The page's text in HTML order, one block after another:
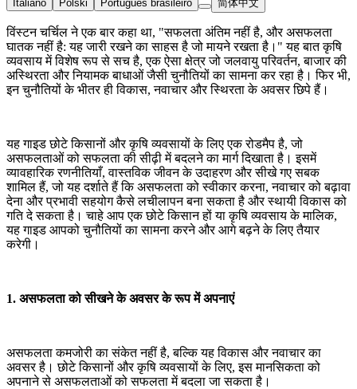
Italiano
Polski Português brasileiro 简体中文
विंस्टन चर्चिल ने एक बार कहा था, "सफलता अंतिम नहीं है, और असफलता
घातक नहीं है: यह जारी रखने का साहस है जो मायने रखता है।" यह बात कृषि
व्यवसाय में विशेष रूप से सच है, एक ऐसा क्षेत्र जो जलवायु परिवर्तन, बाजार की
अस्थिरता और नियामक बाधाओं जैसी चुनौतियों का सामना कर रहा है। फिर भी,
इन चुनौतियों के भीतर ही विकास, नवाचार और स्थिरता के अवसर छिपे हैं।
यह गाइड छोटे किसानों और कृषि व्यवसायों के लिए एक रोडमैप है, जो
असफलताओं को सफलता की सीढ़ी में बदलने का मार्ग दिखाता है। इसमें
व्यावहारिक रणनीतियाँ, वास्तविक जीवन के उदाहरण और सीखे गए सबक
शामिल हैं, जो यह दर्शाते हैं कि असफलता को स्वीकार करना, नवाचार को बढ़ावा
देना और प्रभावी सहयोग कैसे लचीलापन बना सकता है और स्थायी विकास को
गति दे सकता है। चाहे आप एक छोटे किसान हों या कृषि व्यवसाय के मालिक,
यह गाइड आपको चुनौतियों का सामना करने और आगे बढ़ने के लिए तैयार
करेगी।
1. असफलता को सीखने के अवसर के रूप में अपनाएं
असफलता कमजोरी का संकेत नहीं है, बल्कि यह विकास और नवाचार का
अवसर है। छोटे किसानों और कृषि व्यवसायों के लिए, इस मानसिकता को
अपनाने से असफलताओं को सफलता में बदला जा सकता है।